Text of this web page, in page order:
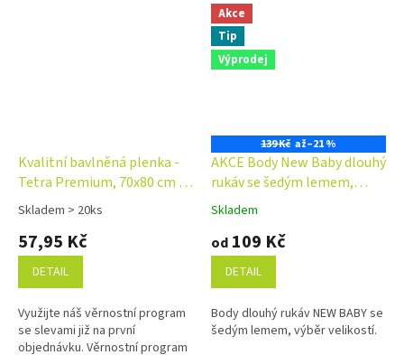
Kvalitní bavlněná plenka -
Tetra Premium, 70x80 cm -
Duha, růžovo/modrá, Baby
Průměrné
produktu
5,0
5
hvězdiček.
Skladem > 20ks
57,95 Kč
DETAIL
Využijte náš věrnostní program
se slevami již na první
objednávku. Věrnostní program
Akce
Tip
Výprodej
139 Kč až–21 %
AKCE Body New Baby dlouhý
rukáv se šedým lemem,
výběr velikostí
Průměrné
produktu
5,0
5
hvězdiček.
Skladem
od 109 Kč
DETAIL
Body dlouhý rukáv NEW BABY se
šedým lemem, výběr velikostí.